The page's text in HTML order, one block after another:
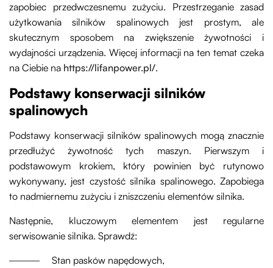
zapobiec przedwczesnemu zużyciu. Przestrzeganie zasad
użytkowania silników spalinowych jest prostym, ale
skutecznym sposobem na zwiększenie żywotności i
wydajności urządzenia. Więcej informacji na ten temat czeka
na Ciebie na https://lifanpower.pl/.
Podstawy konserwacji silników
spalinowych
Podstawy konserwacji silników spalinowych mogą znacznie
przedłużyć żywotność tych maszyn. Pierwszym i
podstawowym krokiem, który powinien być rutynowo
wykonywany, jest czystość silnika spalinowego. Zapobiega
to nadmiernemu zużyciu i zniszczeniu elementów silnika.
Następnie, kluczowym elementem jest regularne
serwisowanie silnika. Sprawdź:
Stan pasków napędowych,